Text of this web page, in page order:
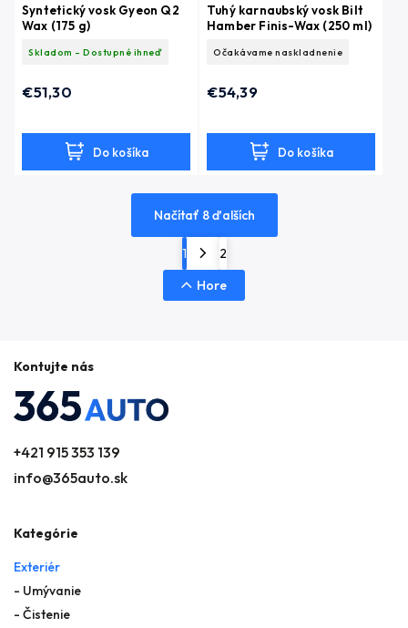
Syntetický vosk Gyeon Q2
Wax (175 g)
Skladom - Dostupné ihneď
€51,30
Do košíka
Tuhý karnaubský vosk Bilt
Hamber Finis-Wax (250 ml)
Očakávame naskladnenie
€54,39
Do košíka
Načítať 8 ďalších
1
2
Hore
Kontujte nás
+421 915 353 139
info@365auto.sk
Kategórie
Exteriér
- Umývanie
- Čistenie